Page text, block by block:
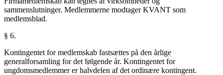
sammenslutninger. Medlemmerne modtager KVANT som
medlemsblad.
§ 6.
Kontingentet for medlemskab fastsættes på den årlige
generalforsamling for det følgende år. Kontingentet for
ungdomsmedlemmer er halvdelen af det ordinære kontingent.